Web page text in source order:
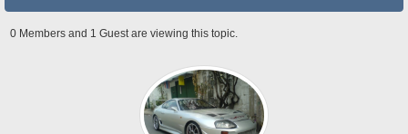
0 Members and 1 Guest are viewing this topic.